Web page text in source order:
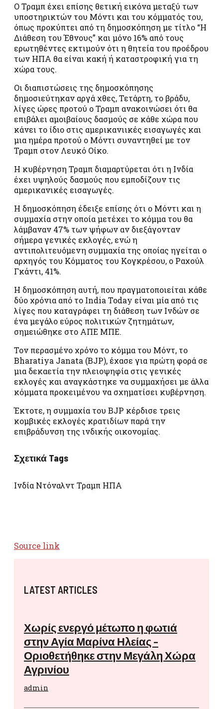
Ο Τραμπ έχει επίσης θετική εικόνα μεταξύ των
υποστηρικτών του Μόντι και του κόμματός του,
όπως προκύπτει από τη δημοσκόπηση με τίτλο “Η
Διάθεση του Έθνους” και μόνο 16% από τους
ερωτηθέντες εκτιμούν ότι η θητεία του προέδρου
των ΗΠΑ θα είναι κακή ή καταστροφική για τη
χώρα τους.
Οι διαπιστώσεις της δημοσκόπησης
δημοσιεύτηκαν αργά χθες, Τετάρτη, το βράδυ,
λίγες ώρες προτού ο Τραμπ ανακοινώσει ότι θα
επιβάλει αμοιβαίους δασμούς σε κάθε χώρα που
κάνει το ίδιο στις αμερικανιικές εισαγωγές και
μια ημέρα προτού ο Μόντι συναντηθεί με τον
Τραμπ στον Λευκό Οίκο.
Η κυβέρνηση Τραμπ διαμαρτύρεται ότι η Ινδία
έχει υψηλούς δασμούς που εμποδίζουν τις
αμερικανικές εισαγωγές.
Η δημοσκόπηση έδειξε επίσης ότι ο Μόντι και η
συμμαχία στην οποία μετέχει το κόμμα του θα
λάμβαναν 47% των ψήφων αν διεξάγονταν
σήμερα γενικές εκλογές, ενώ η
αντιπολιτευόμενη συμμαχία της οποίας ηγείται ο
αρχηγός του Κόμματος του Κογκρέσου, ο Ραχούλ
Γκάντι, 41%.
Η δημοσκόπηση αυτή, που πραγματοποιείται κάθε
δύο χρόνια από το India Today είναι μία από τις
λίγες που καταγράφει τη διάθεση των Ινδών σε
ένα μεγάλο εύρος πολιτικών ζητημάτων,
σημειώθηκε στο ΑΠΕ ΜΠΕ.
Τον περασμένο χρόνο το κόμμα του Μόντ, το
Bharatiya Janata (BJP), έχασε για πρώτη φορά σε
μια δεκαετία την πλειοψηφία στις γενικές
εκλογές και αναγκάστηκε να συμμαχήσει με άλλα
κόμματα προκειμένου να σχηματίσει κυβέρνηση.
Έκτοτε, η συμμαχία του BJP κέρδισε τρεις
κομβικές εκλογές κρατιδίων παρά την
επιβράδυνση της ινδικής οικονομίας.
Σχετικά Tags
Ινδία Ντόναλντ Τραμπ ΗΠΑ
Source link
LATEST ARTICLES
Χωρίς ενεργό μέτωπο η φωτιά
στην Αγία Μαρίνα Ηλείας –
Οριοθετήθηκε στην Μεγάλη Χώρα
Αγρινίου
admin